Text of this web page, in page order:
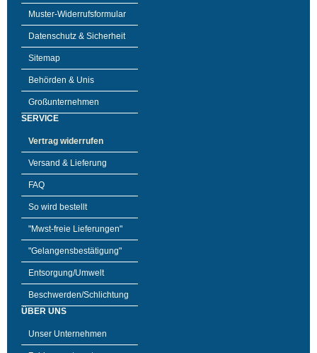
Muster-Widerrufsformular
Datenschutz & Sicherheit
Sitemap
Behörden & Unis
Großunternehmen
SERVICE
Vertrag widerrufen
Versand & Lieferung
FAQ
So wird bestellt
"Mwst-freie Lieferungen"
"Gelangensbestätigung"
Entsorgung/Umwelt
Beschwerden/Schlichtung
ÜBER UNS
Unser Unternehmen